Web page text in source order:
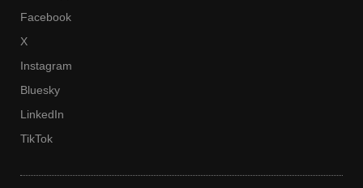
Facebook
X
Instagram
Bluesky
LinkedIn
TikTok